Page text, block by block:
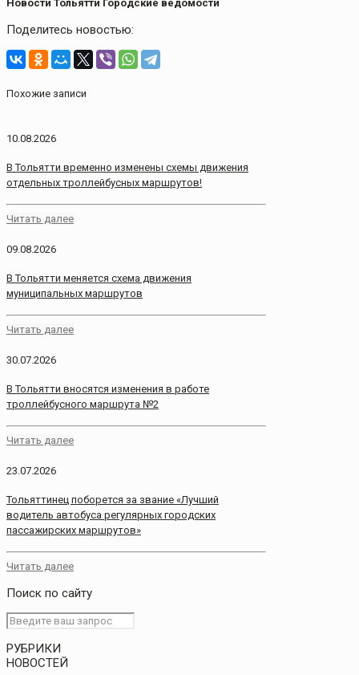
Новости Тольятти Городские ведомости
Поделитесь новостью:
Похожие записи
10.08.2026
В Тольятти временно изменены схемы движения
отдельных троллейбусных маршрутов!
Читать далее
09.08.2026
В Тольятти меняется схема движения
муниципальных маршрутов
Читать далее
30.07.2026
В Тольятти вносятся изменения в работе
троллейбусного маршрута №2
Читать далее
23.07.2026
Тольяттинец поборется за звание «Лучший
водитель автобуса регулярных городских
пассажирских маршрутов»
Читать далее
Поиск по сайту
РУБРИКИ
НОВОСТЕЙ